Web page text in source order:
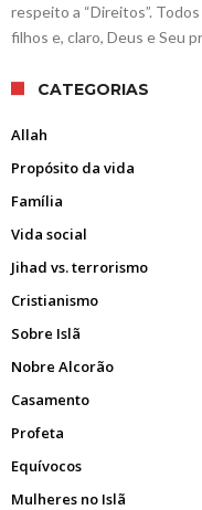
respeito a “Direitos”.
filhos e, claro, Deus e Seu
CATEGORIAS
Allah
Propósito da vida
Família
Vida social
Jihad vs. terrorismo
Cristianismo
Sobre Islã
Nobre Alcorão
Casamento
Profeta
Equívocos
Mulheres no Islã